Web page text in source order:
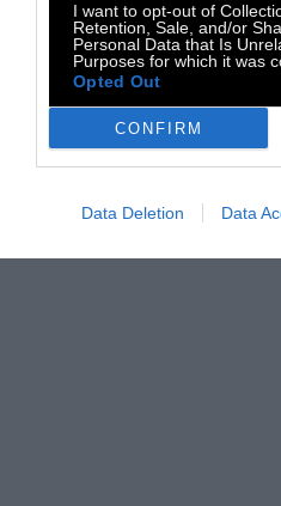
I want to opt-out of
Retention, Sale, and/or
Personal Data that Is
Purposes for which it was
Opted Out
CONFIRM
Data Deletion Data